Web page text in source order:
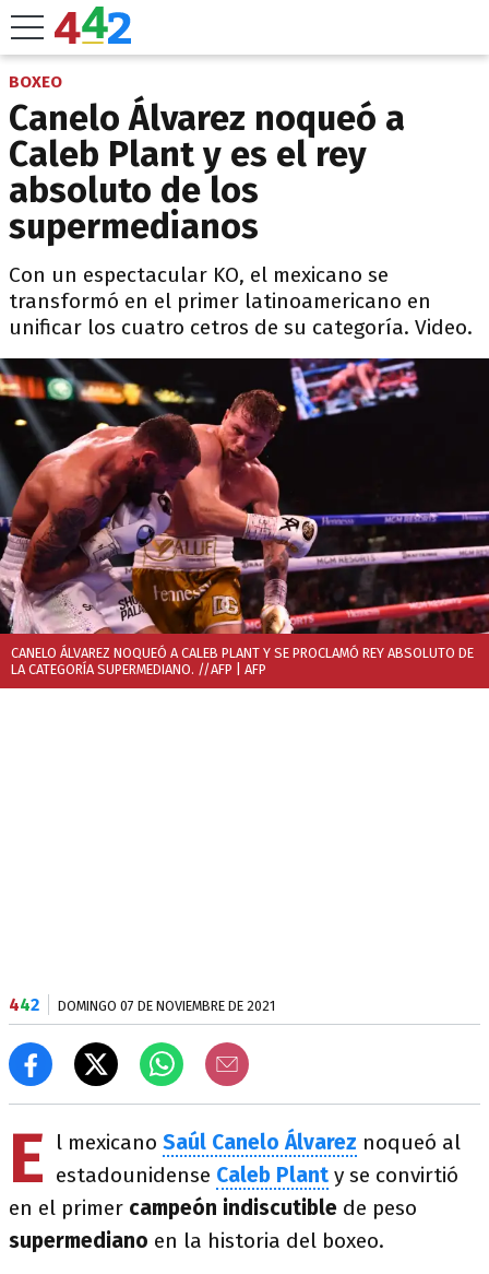
BOXEO
Canelo Álvarez noqueó a
Caleb Plant y es el rey
absoluto de los
supermedianos
Con un espectacular KO, el mexicano se
transformó en el primer latinoamericano en
unificar los cuatro cetros de su categoría. Video.
CANELO ÁLVAREZ NOQUEÓ A CALEB PLANT Y SE PROCLAMÓ REY ABSOLUTO DE
LA CATEGORÍA SUPERMEDIANO. //AFP | AFP
442 DOMINGO 07 DE NOVIEMBRE DE 2021
E l mexicano Saúl Canelo Álvarez noqueó al
estadounidense Caleb Plant y se convirtió
en el primer campeón indiscutible de peso
supermediano en la historia del boxeo.